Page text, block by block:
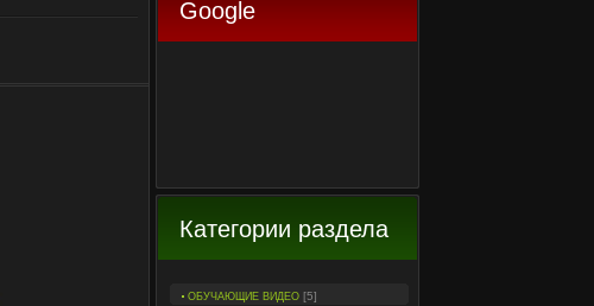
Google
Категории раздела
ОБУЧАЮЩИЕ ВИДЕО [5]